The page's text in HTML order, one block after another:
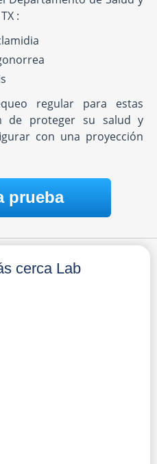
:
regular para estas
de proteger su salud y
con una proyección
prueba
cerca Lab